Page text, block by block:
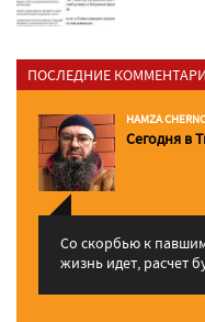
ПОСЛЕДНИЕ
HAMZA
Сегодня в
Со скорбью к
жизнь идет, расчет